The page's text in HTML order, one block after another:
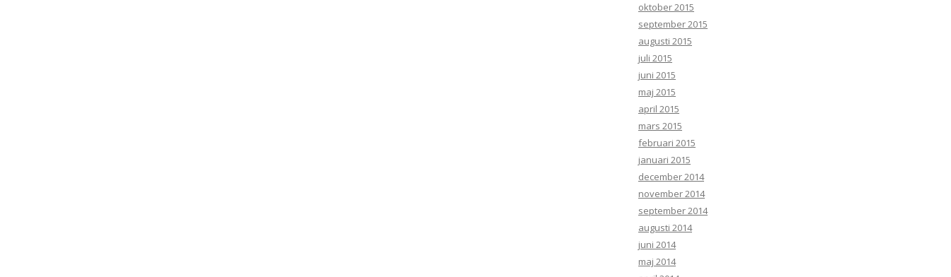
oktober 2015
september 2015
augusti 2015
juli 2015
juni 2015
maj 2015
april 2015
mars 2015
februari 2015
januari 2015
december 2014
november 2014
september 2014
augusti 2014
juni 2014
maj 2014